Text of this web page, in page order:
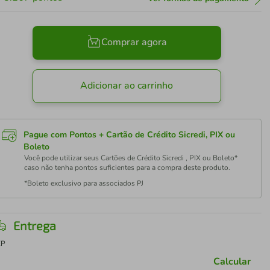
Comprar agora
Adicionar ao carrinho
Pague com Pontos + Cartão de Crédito Sicredi, PIX ou
Boleto
Você pode utilizar seus Cartões de Crédito Sicredi , PIX ou Boleto*
caso não tenha pontos suficientes para a compra deste produto.
*Boleto exclusivo para associados PJ
Entrega
Calcular